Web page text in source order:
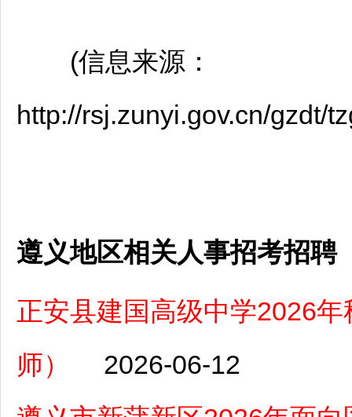
(信息来源：
http://rsj.zunyi.gov.cn/gzdt/
遵义地区相关人事招考招聘
正安县建国高级中学2026
师）
2026-06-12